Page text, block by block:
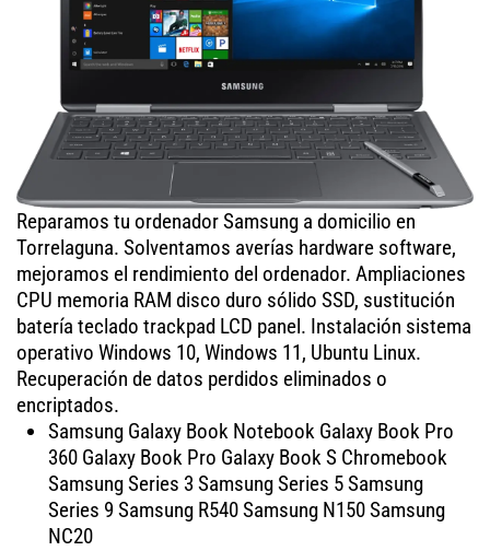
Reparamos tu ordenador Samsung a domicilio en
Torrelaguna. Solventamos averías hardware software,
mejoramos el rendimiento del ordenador. Ampliaciones
CPU memoria RAM disco duro sólido SSD, sustitución
batería teclado trackpad LCD panel. Instalación sistema
operativo Windows 10, Windows 11, Ubuntu Linux.
Recuperación de datos perdidos eliminados o
encriptados.
Samsung Galaxy Book Notebook Galaxy Book Pro
360 Galaxy Book Pro Galaxy Book S Chromebook
Samsung Series 3 Samsung Series 5 Samsung
Series 9 Samsung R540 Samsung N150 Samsung
NC20